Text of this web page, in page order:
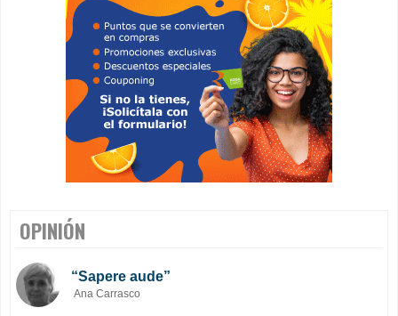
OPINIÓN
“Sapere aude”
Ana Carrasco